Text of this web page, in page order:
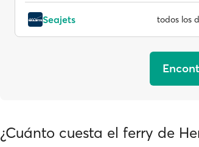
Seajets todos los
¿Cuánto cuesta el ferry de